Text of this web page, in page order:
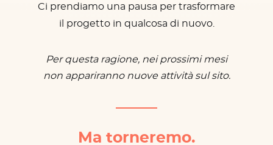
Ci prendiamo una pausa per trasformare
il progetto in qualcosa di nuovo.
Per questa ragione, nei prossimi mesi
non appariranno nuove attività sul sito.
Ma torneremo.